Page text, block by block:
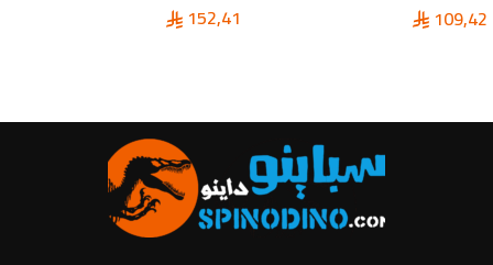
109,42
152,41